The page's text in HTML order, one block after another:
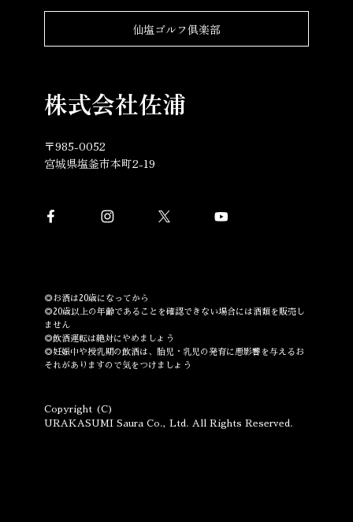
仙塩ゴルフ倶楽部
株式会社佐浦
〒985-0052
宮城県塩釜市本町2-19
◎お酒は20歳になってから
◎20歳以上の年齢であることを確認できない場合には酒類を販売し
ません
◎飲酒運転は絶対にやめましょう
◎妊娠中や授乳期の飲酒は、胎児・乳児の発育に悪影響を与えるお
それがありますので気をつけましょう
Copyright (C)
URAKASUMI Saura Co., Ltd. All Rights Reserved.